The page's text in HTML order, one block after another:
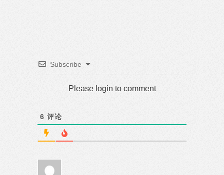
Subscribe
Please login to comment
6 评论